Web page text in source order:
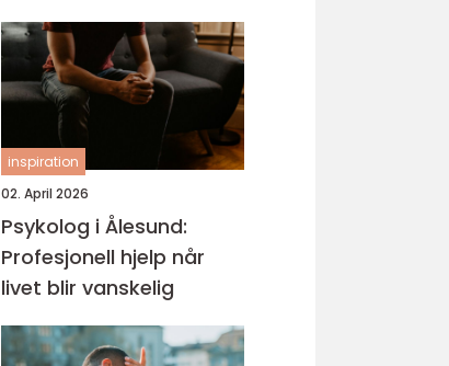
hud
inspiration
02. April 2026
Psykolog i Ålesund:
Profesjonell hjelp når
livet blir vanskelig